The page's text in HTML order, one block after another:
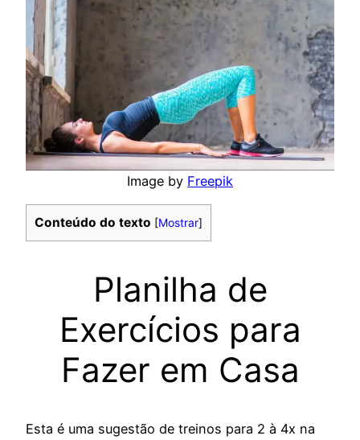
Image by Freepik
Conteúdo do texto [Mostrar]
Planilha de
Exercícios para
Fazer em Casa
Esta é uma sugestão de treinos para 2 à 4x na